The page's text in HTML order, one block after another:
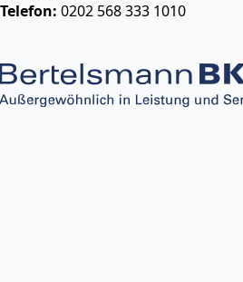
Telefon: 0202 568 333 1010